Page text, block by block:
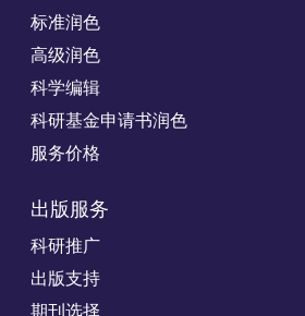
标准润色
高级润色
科学编辑
科研基金申请书润色
服务价格
出版服务
科研推广
出版支持
期刊选择